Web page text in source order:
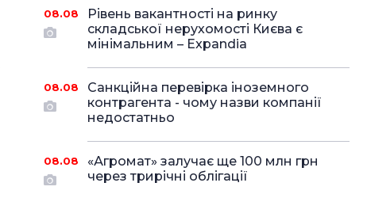
08.08
Рівень вакантності на ринку
складської нерухомості Києва є
мінімальним – Expandia
08.08
Санкційна перевірка іноземного
контрагента - чому назви компанії
недостатньо
08.08
«Агромат» залучає ще 100 млн грн
через трирічні облігації